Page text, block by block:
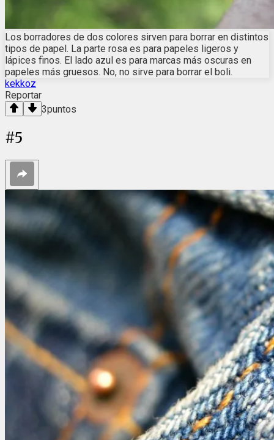
Los borradores de dos colores sirven para borrar en distintos
tipos de papel. La parte rosa es para papeles ligeros y
lápices finos. El lado azul es para marcas más oscuras en
papeles más gruesos. No, no sirve para borrar el boli.
kekkoz
Reportar
3puntos
#5